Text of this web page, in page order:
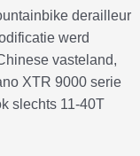
derailleur
werd
vasteland,
XTR 9000 serie
slechts 11-40T